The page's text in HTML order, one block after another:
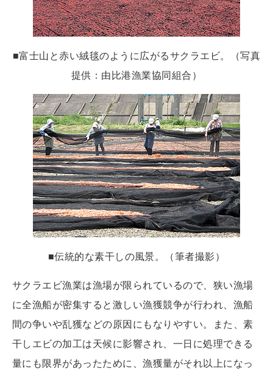
■富士山と赤い絨毯のように広がるサクラエビ。（写真
提供：由比港漁業協同組合）
■伝統的な素干しの風景。（筆者撮影）
サクラエビ漁業は漁場が限られているので、狭い漁場
に全漁船が密集すると激しい漁獲競争が行われ、漁船
間の争いや乱獲などの原因にもなりやすい。また、素
干しエビの加工は天候に影響され、一日に処理できる
量にも限界があったために、漁獲量がそれ以上になっ